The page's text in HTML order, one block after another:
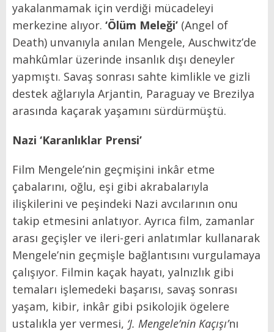
yakalanmamak için verdiği mücadeleyi
merkezine alıyor. ‘Ölüm Meleği’ (Angel of
Death) unvanıyla anılan Mengele, Auschwitz’de
mahkûmlar üzerinde insanlık dışı deneyler
yapmıştı. Savaş sonrası sahte kimlikle ve gizli
destek ağlarıyla Arjantin, Paraguay ve Brezilya
arasında kaçarak yaşamını sürdürmüştü.
Nazi ‘Karanlıklar Prensi’
Film Mengele’nin geçmişini inkâr etme
çabalarını, oğlu, eşi gibi akrabalarıyla
ilişkilerini ve peşindeki Nazi avcılarının onu
takip etmesini anlatıyor. Ayrıca film, zamanlar
arası geçişler ve ileri-geri anlatımlar kullanarak
Mengele’nin geçmişle bağlantısını vurgulamaya
çalışıyor. Filmin kaçak hayatı, yalnızlık gibi
temaları işlemedeki başarısı, savaş sonrası
yaşam, kibir, inkâr gibi psikolojik ögelere
ustalıkla yer vermesi, ‘J. Mengele’nin Kaçışı’nı